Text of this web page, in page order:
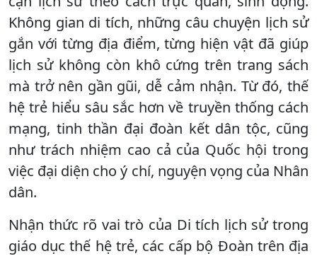
Không gian di tích, những câu chuyện lịch sử
gắn với từng địa điểm, từng hiện vật đã giúp
lịch sử không còn khô cứng trên trang sách
mà trở nên gần gũi, dễ cảm nhận. Từ đó, thế
hệ trẻ hiểu sâu sắc hơn về truyền thống cách
mạng, tinh thần đại đoàn kết dân tộc, cũng
như trách nhiệm cao cả của Quốc hội trong
việc đại diện cho ý chí, nguyện vọng của Nhân
dân.
Nhận thức rõ vai trò của Di tích lịch sử trong
giáo dục thế hệ trẻ, các cấp bộ Đoàn trên địa